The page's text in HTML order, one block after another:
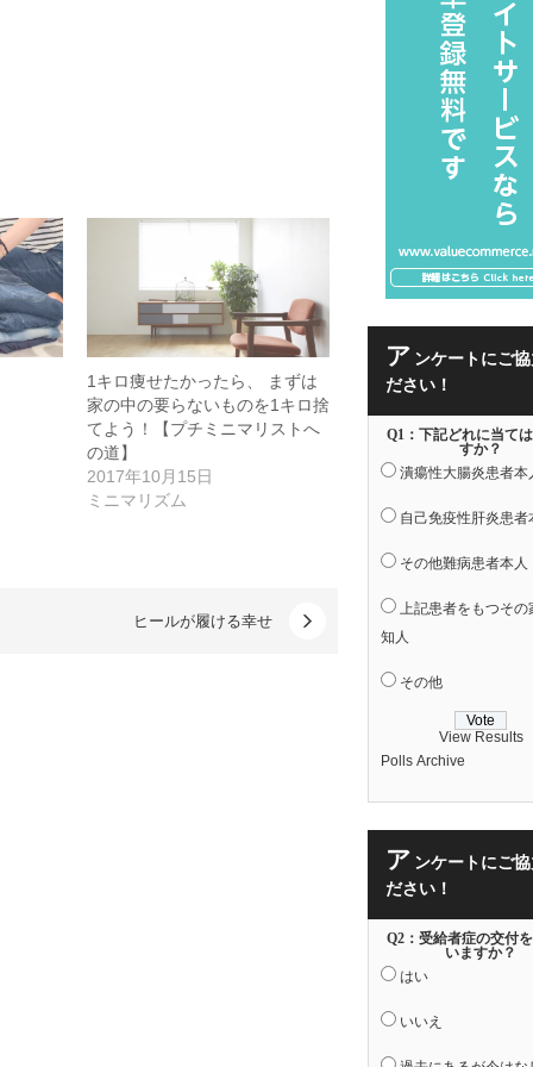
1キロ痩せたかったら、 まずは
家の中の要らないものを1キロ捨
てよう！【プチミニマリストへ
の道】
2017年10月15日
ミニマリズム
ヒールが履ける幸せ
ア ンケートにご協
ださい！
Q1：下記どれに当て
すか？
潰瘍性大腸炎患者本
自己免疫性肝炎患者
その他難病患者本人
上記患者をもつその
知人
その他
View Results
Polls Archive
ア ンケートにご協
ださい！
Q2：受給者症の交付
いますか？
はい
いいえ